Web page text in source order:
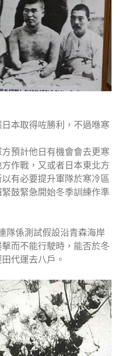
本取得咗勝利，不過喺寒
預計他日有機會會去更寒
作戰，又或者日本東北方
有必要提升軍隊於寒冷區
鼓緊急開始冬季訓練作準
隊係測試假設沿青森海岸
而不能行駛時，能否於冬
代運去八戶。